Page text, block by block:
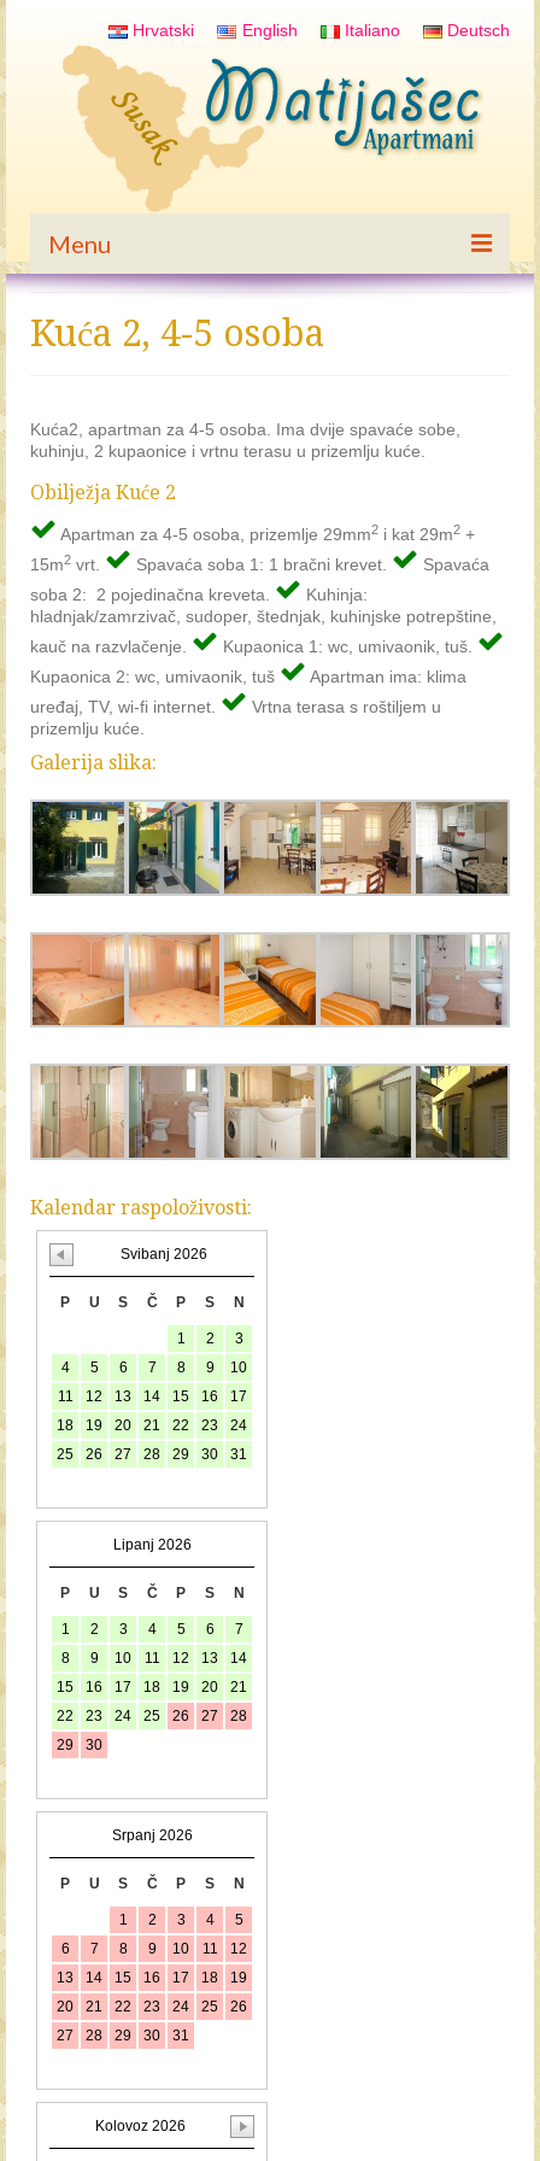
Hrvatski English Italiano Deutsch
Menu
Apartman 2
Apartman 3
Kuća 2
Lokacija
Galerija slika
Posebne ponude
Kontakt
Kuća 2, 4-5 osoba
Kuća2, apartman za 4-5 osoba. Ima dvije spavaće sobe,
kuhinju, 2 kupaonice i vrtnu terasu u prizemlju kuće.
Obilježja Kuće 2
Apartman za 4-5 osoba, prizemlje 29mm2 i kat 29m2 +
15m2 vrt. Spavaća soba 1: 1 bračni krevet.
Spavaća
soba 2: 2 pojedinačna kreveta.
Kuhinja:
hladnjak/zamrzivač, sudoper, štednjak, kuhinjske potrepštine,
kauč na razvlačenje.
Kupaonica 1: wc, umivaonik, tuš.
Kupaonica 2: wc, umivaonik, tuš
Apartman ima: klima
uređaj, TV, wi-fi internet.
Vrtna terasa s roštiljem u
prizemlju kuće.
Galerija slika:
Kalendar raspoloživosti:
Svibanj 2026
P U S Č P S N
1 2
3
4
5 6 7 8 9
10
11
12 13 14 15 16
17
18
19 20 21 22 23
24
25
26 27 28 29 30 31
Lipanj 2026
P U S Č P S N
1 2 3 4 5 6
7
8
9 10 11 12 13
14
15
16 17 18 19 20
21
22
23 24 25 26 27
28
29
30
Srpanj 2026
P U S Č P S N
1 2 3 4
5
6
7 8 9 10 11
12
13
14 15 16 17 18
19
20
21 22 23 24 25
26
27
28 29 30 31
Kolovoz 2026